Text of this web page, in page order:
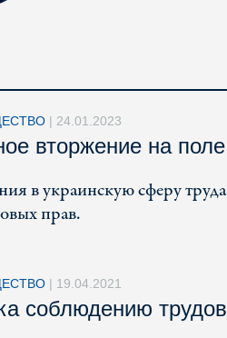
| 24.01.2023
вторжение на
в украинскую сферу
прав.
| 19.04.2021
соблюдению